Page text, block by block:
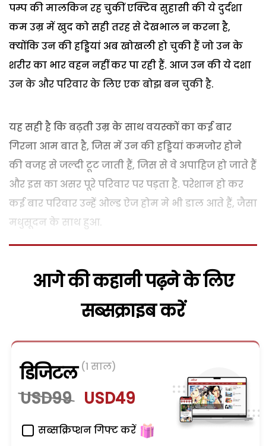
पम्प की मालकिन रह चुकीं एक्टिव सुहासी की ये दुर्दशा
कम उम्र में खुद को सही तरह से देखभाल न करना है,
क्योंकि उन की हड्डियां अब खोखली हो चुकी हैं जो उन के
शरीर का भार वहन नहीं कर पा रही हैं. आज उन की ये दशा
उन के और परिवार के लिए एक बोझ बन चुकी है.
यह सही है कि बढ़ती उम्र के साथ वयस्कों का कई बार
गिरना आम बात है, जिस में उन की हड्डियां कमजोर होने
की वजह से जल्दी टूट जाती हैं, जिस से वे अपाहिज हो जाते हैं
और इस का असर पूरे परिवार पर पड़ता है. परेशान हो कर
कई बार परिवार उन्हें ओल्ड ऐज होम मे भी डाल आते हैं, जैसा
मधुसूदन के साथ हुआ.
आगे की कहानी पढ़ने के लिए
सब्सक्राइब करें
डिजिटल (1 साल)
USD99 USD49
सब्सक्रिप्शन गिफ्ट करें